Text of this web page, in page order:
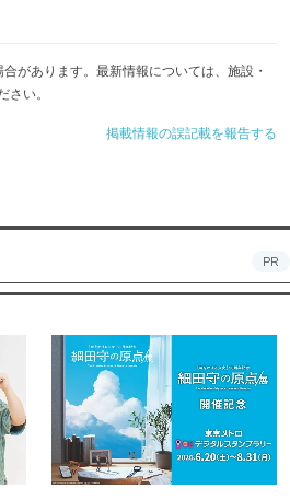
があります。最新情報については、施設・
い。
掲載情報の誤記載を報告する
PR